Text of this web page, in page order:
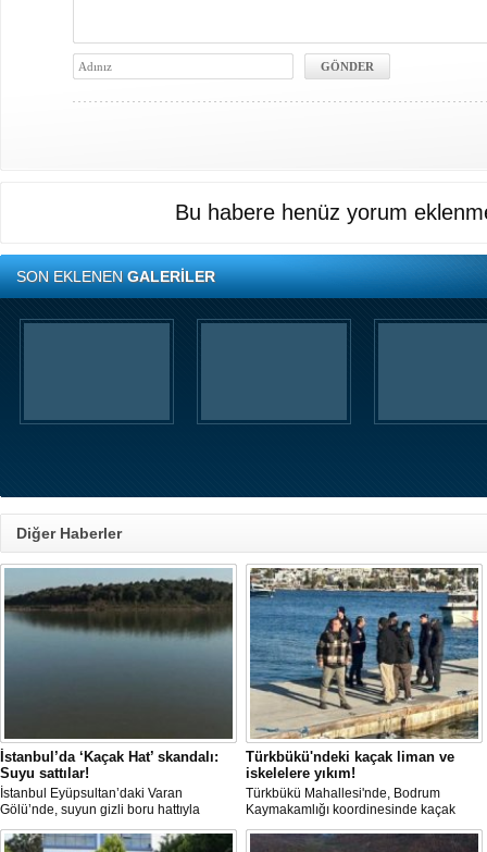
Bu habere henüz yorum
SON EKLENENGALERİLER
Diğer Haberler
İstanbul’da ‘Kaçak Hat’ skandalı:
Suyu sattılar!
İstanbul Eyüpsultan’daki Varan
Gölü’nde, suyun gizli boru hattıyla
çekilip tankerlere aktarıldığı öne
sürüldü. Hattın izini süren vatandaşlar,
Türkbükü'ndeki kaçak liman ve
iskelelere yıkım!
Türkbükü Mahallesi'nde, Bodrum
Kaymakamlığı koordinesinde kaçak
liman ve iskelelere yönelik yıkım
çalışması başlatıldı.